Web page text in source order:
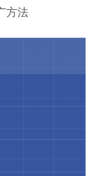
方法